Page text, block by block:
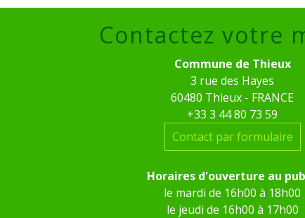
Contactez votre
Commune de Thieux
3 rue des Hayes
60480 Thieux - FRANCE
+33 3 44 80 73 59
Contact par formulaire
Horaires d'ouverture au
le mardi de 16h00 à 18h00
le jeudi de 16h00 à 17h00